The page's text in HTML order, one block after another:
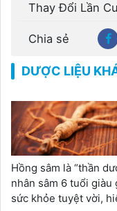
Thay Đổi Lần
Chia sẻ
DƯỢC LIỆU
Hồng sâm là “thần
nhân sâm 6 tuổi
sức khỏe tuyệt vời,